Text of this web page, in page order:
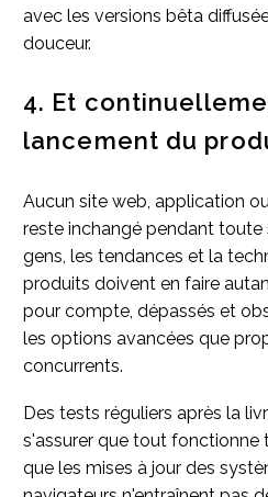
avec les versions bêta
douceur.
4. Et
lancement du
Aucun site web, application
reste inchangé pendant toute
gens, les tendances et la
produits doivent en faire
pour compte, dépassés et
les options avancées que
concurrents.
Des tests réguliers après la
s'assurer que tout fonctionne
que les mises à jour des